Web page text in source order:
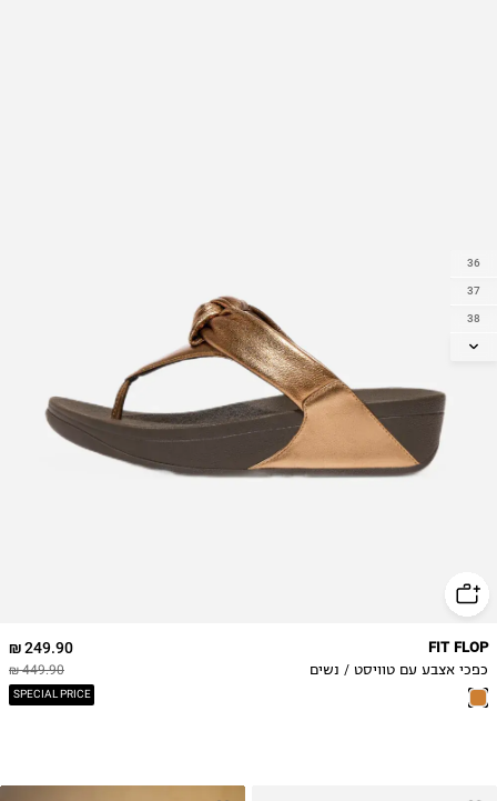
36
37
38
39
249.90 ₪
449.90 ₪
SPECIAL PRICE
FIT FLOP
כפכי אצבע עם טוויסט / נשים